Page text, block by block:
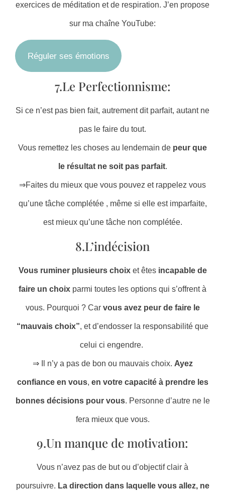
exercices de méditation et de respiration. J’en propose
sur ma chaîne YouTube:
Réguler ses émotions
7.Le Perfectionnisme:
Si ce n’est pas bien fait, autrement dit parfait, autant ne
pas le faire du tout.
Vous remettez les choses au lendemain de peur que
le résultat ne soit pas parfait.
⇒Faites du mieux que vous pouvez et rappelez vous
qu’une tâche complétée , même si elle est imparfaite,
est mieux qu’une tâche non complétée.
8.L’indécision
Vous ruminer plusieurs choixet êtes incapable de
faire un choix parmi toutes les options qui s’offrent à
vous. Pourquoi ? Carvous avez peur de faire le
“mauvais choix”, et d’endosser la responsabilité que
celui ci engendre.
⇒ Il n’y a pas de bon ou mauvais choix. Ayez
confiance en vous, en votre capacité à prendre les
bonnes décisions pour vous. Personne d’autre ne le
fera mieux que vous.
9.Un manque de motivation:
Vous n’avez pas de but ou d’objectif clair à
poursuivre. La direction dans laquelle vous allez, ne